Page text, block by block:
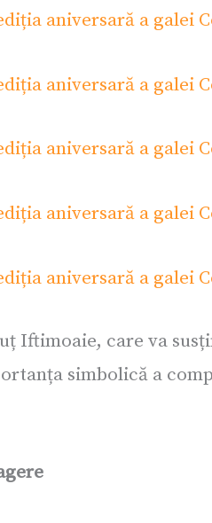
Iftimoaie, care va
simbolică a